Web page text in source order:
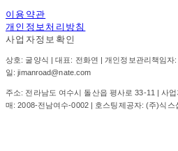
이용약관
개인정보처리방침
사업자정보확인
상호: 굴양식 | 대표: 전화연 | 개인정보관리책임
일: jimanroad@nate.com
주소: 전라남도 여수시 돌산읍 평사로 33-11 | 사
매:2008-전남여수-0002| 호스팅제공자: (주)식스